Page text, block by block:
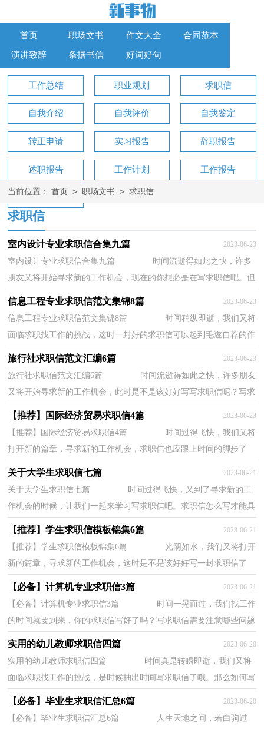
首页 职场文书 作文大全 合同范本
演讲致辞 条据书信 好词好句
工作总结 职业规划 求职信
自我介绍 自我评价 自我鉴定
转正申请 实习报告 辞职报告
述职报告 工作计划 工作报告
工作方案
当前位置： 首页 > 职场文书 > 求职信
求职信
室内设计专业求职信合集九篇 2023-06-23
室内设计专业求职信合集九篇 时间流逝得如此之快，许多
朋友又将开始寻求新的工作机会，现在的你想必是在写求职信吧。但
信息工程专业求职信范文集锦8篇 2023-06-23
信息工程专业求职信范文集锦8篇 时间稍纵即逝，我们又将
面临求职找工作的挑战，这时一封好的求职信可以起到毛遂自荐的作
旅行社求职信范文汇编6篇 2023-06-23
旅行社求职信范文汇编6篇 时间流逝得如此之快，许多朋友
又将开始寻求新的工作机会，此时是不是该好好写写求职信呢？写求
职信需要注意哪些问题呢？以下是小编收集整...
【推荐】国际经济贸易求职信4篇 2023-06-23
【推荐】国际经济贸易求职信4篇 时间过得飞快，我们又将
打开新的篇章，寻求新的工作机会，求职信也应跟上时间的脚步了
关于大学生求职信七篇 2023-06-21
关于大学生求职信七篇 时间过得飞快，又到了寻求新的工
作机会的时候，让我们一起来学习写求职信吧。求职信怎么写才能具
【推荐】学生求职信模板锦集6篇 2023-06-21
【推荐】学生求职信模板锦集6篇 光阴如水，我们又将打开
新的篇章，寻求新的工作机会，这时是不是该好好写一封求职信了
【必备】计算机专业求职信3篇 2023-06-21
【必备】计算机专业求职信3篇 时间一晃而过，我们找工作
的时间就要到来，你的求职信写好了吗？写求职信需要注意哪些问题
呢？下面是小编精心整理的计算机专业求职信3...
实用的幼儿教师求职信四篇 2023-06-20
实用的幼儿教师求职信四篇 时间真是转瞬即逝，我们又将
面临求职找工作的挑战，是时候抽出时间写求职信了哦。那么如何写
【必备】毕业生求职信汇总6篇 2023-06-20
【必备】毕业生求职信汇总6篇 人生天地之间，若白驹过